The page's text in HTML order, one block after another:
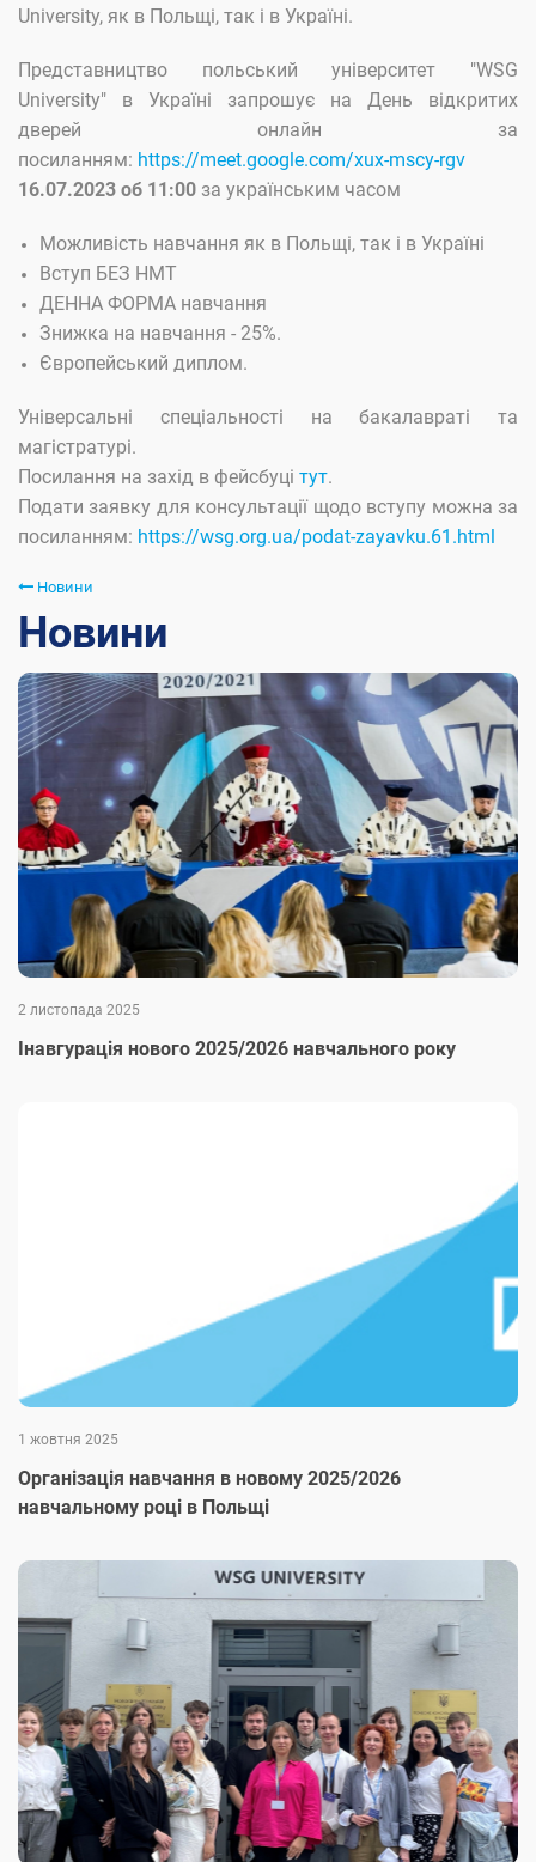
University, як в Польщі, так і в Україні.
Представництво польський університет "WSG
University" в Україні запрошує на День відкритих
дверей онлайн за
посиланням: https://meet.google.com/xux-mscy-rgv
16.07.2023 об 11:00 за українським часом
Можливість навчання як в Польщі, так і в Україні
Вступ БЕЗ НМТ
ДЕННА ФОРМА навчання
Знижка на навчання - 25%.
Європейський диплом.
Універсальні спеціальності на бакалавраті та
магістратурі.
Посилання на захід в фейсбуці тут.
Подати заявку для консультації щодо вступу можна за
посиланням: https://wsg.org.ua/podat-zayavku.61.html
Новини
Новини
2 листопада 2025
Інавгурація нового 2025/2026 навчального року
1 жовтня 2025
Організація навчання в новому 2025/2026
навчальному році в Польщі